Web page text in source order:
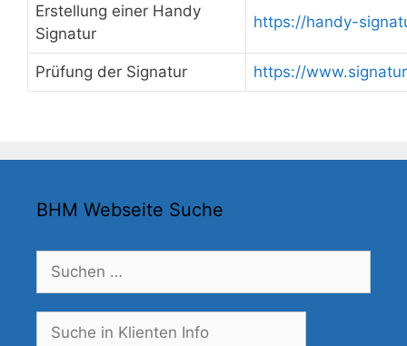
Erstellung einer Handy
Signatur
https://handy-
Prüfung der Signatur https://
BHM Webseite Suche
Suchen
nach: